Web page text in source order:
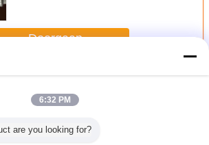
Doorgaan
rek en pignonactuator
6:32 PM
are you looking for?